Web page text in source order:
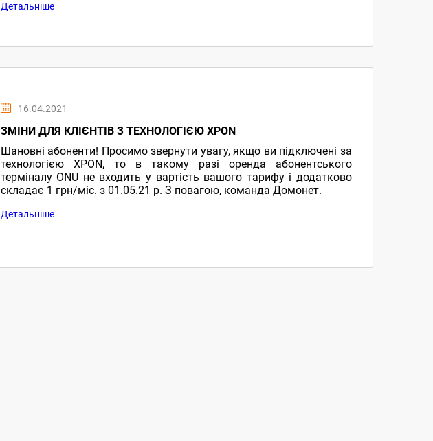
Детальніше
16.04.2021
ЗМIНИ ДЛЯ КЛIЄНТIВ З ТЕХНОЛОГIЄЮ XPON
Шановнi абоненти! Просимо звернути увагу, якщо ви пiдключенi за
технологiєю ХPON, то в такому разі оренда абонентського
терміналу ONU не входить у вартiсть вашого тарифу і додатково
складає 1 грн/мiс. з 01.05.21 р. З повагою, команда Домонет.
Детальніше